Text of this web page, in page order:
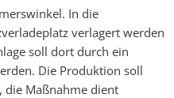
In die
verlagert werden
soll dort durch ein
Die Produktion soll
die Maßnahme dient